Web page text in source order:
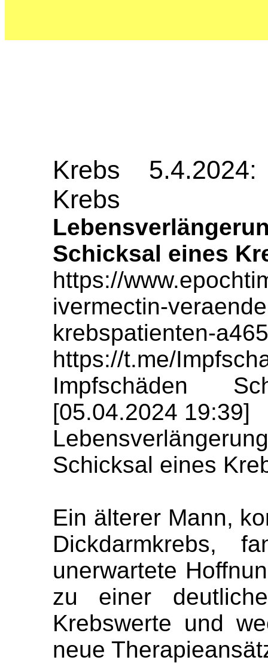
Krebs
Krebs
Schicksal eines
https://
ivermectin-
krebspatienten-
https://t.me/
Impfschäden
[05.04.2024 19:39]
Schicksal eines
Ein älterer Mann,
Dickdarmkrebs,
unerwartete
zu einer
Krebswerte und
neue